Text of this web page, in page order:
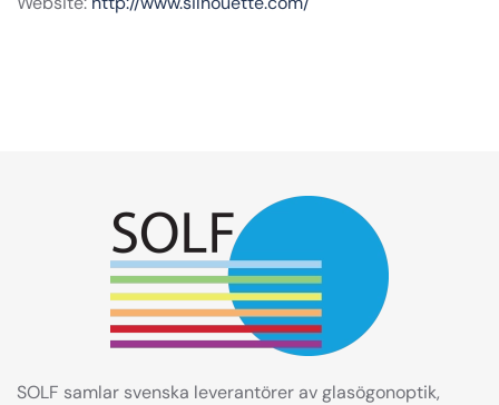
SOLF samlar svenska leverantörer av glasögonoptik,